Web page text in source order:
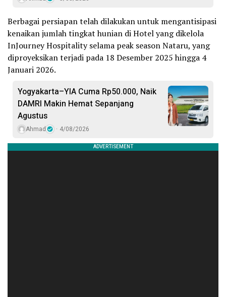
Berbagai persiapan telah dilakukan untuk mengantisipasi
kenaikan jumlah tingkat hunian di Hotel yang dikelola
InJourney Hospitality selama peak season Nataru, yang
diproyeksikan terjadi pada 18 Desember 2025 hingga 4
Januari 2026.
Yogyakarta–YIA Cuma Rp50.000, Naik
DAMRI Makin Hemat Sepanjang
Agustus
Ahmad 4/08/2026